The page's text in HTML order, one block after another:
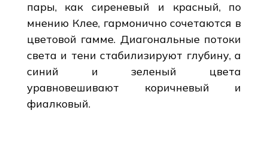
пары, как сиреневый и красный, по
мнению Клее, гармонично сочетаются в
цветовой гамме. Диагональные потоки
света и тени стабилизируют глубину, а
синий и зеленый цвета
уравновешивают коричневый и
фиалковый.